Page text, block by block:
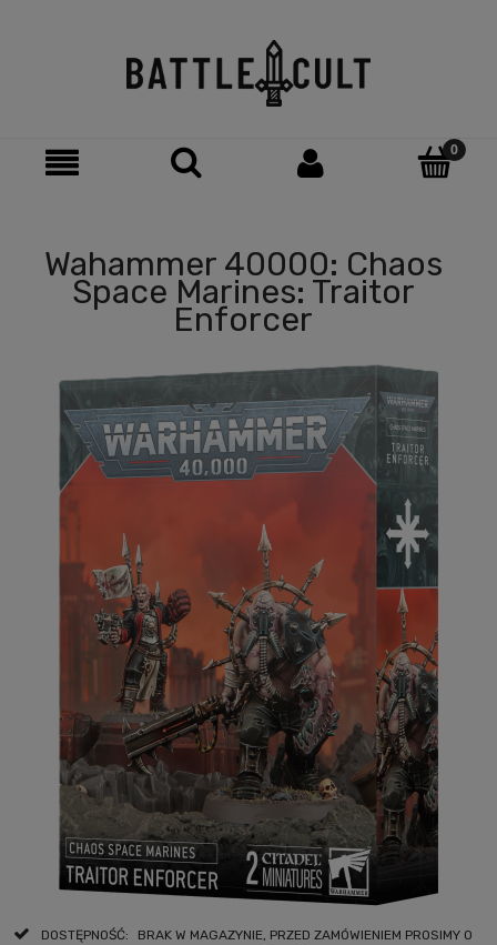
Wahammer 40000: Chaos
Space Marines: Traitor
Enforcer
DOSTĘPNOŚĆ:
BRAK W MAGAZYNIE, PRZED ZAMÓWIENIEM PROSIMY O